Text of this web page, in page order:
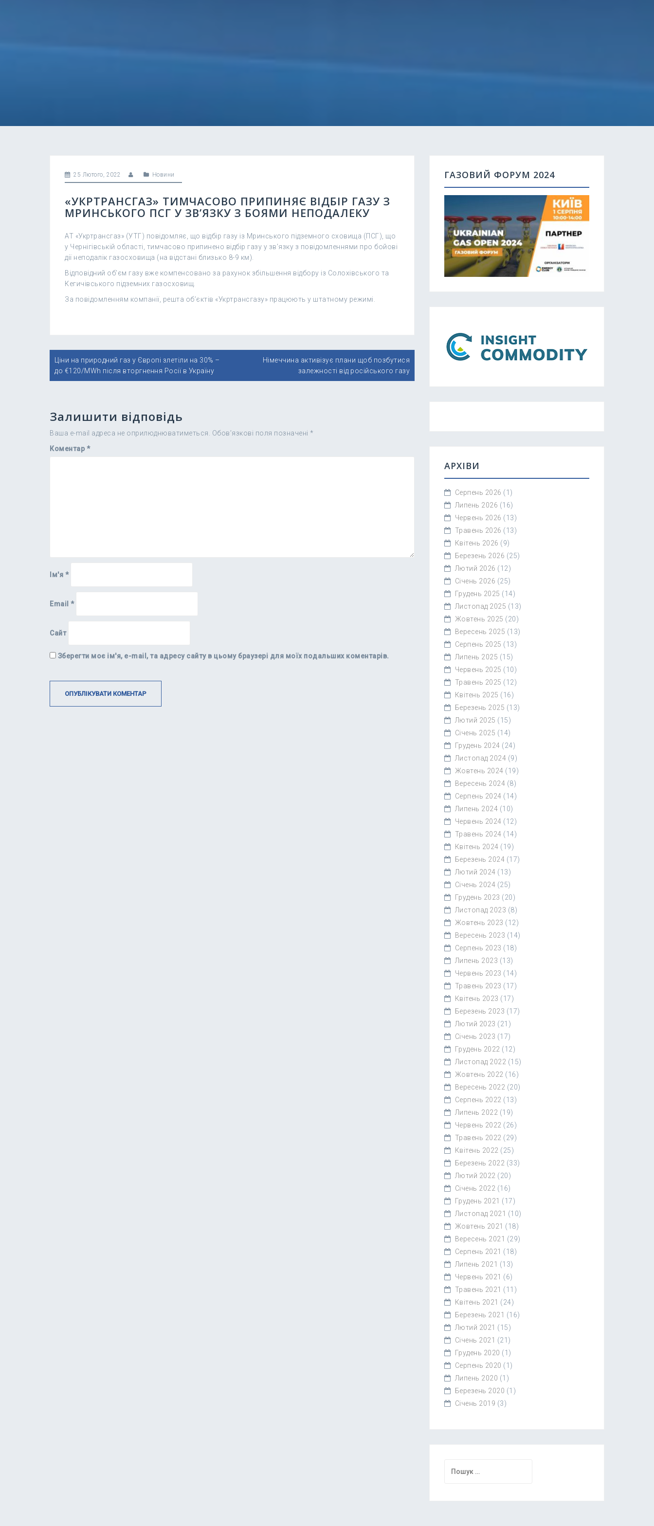
25 Лютого, 2022 Новини
«УКРТРАНСГАЗ» ТИМЧАСОВО ПРИПИНЯЄ ВІДБІР ГАЗУ З
МРИНСЬКОГО ПСГ У ЗВ’ЯЗКУ З БОЯМИ НЕПОДАЛЕКУ
АТ «Укртрансгаз» (УТГ) повідомляє, що відбір газу із Мринського підземного сховища (ПСГ), що
у Чернігівській області, тимчасово припинено відбір газу у зв’язку з повідомленнями про бойові
дії неподалік газосховища (на відстані близько 8-9 км).
Відповідний об’єм газу вже компенсовано за рахунок збільшення відбору із Солохівського та
Кегичівського підземних газосховищ.
За повідомленням компанії, решта об’єктів «Укртрансгазу» працюють у штатному режимі.
Навігація
записів
Ціни на природний газ у Європі злетіли на 30% –
до €120/MWh після вторгнення Росії в Україну
Німеччина активізує плани щоб позбутися
залежності від російського газу
Залишити відповідь
Ваша e-mail адреса не оприлюднюватиметься. Обов’язкові поля позначені *
Коментар *
Ім'я *
Email *
Сайт
Зберегти моє ім'я, e-mail, та адресу сайту в цьому браузері для моїх подальших коментарів.
ГАЗОВИЙ ФОРУМ 2024
АРХІВИ
Серпень 2026 (1)
Липень 2026 (16)
Червень 2026 (13)
Травень 2026 (13)
Квітень 2026 (9)
Березень 2026 (25)
Лютий 2026 (12)
Січень 2026 (25)
Грудень 2025 (14)
Листопад 2025 (13)
Жовтень 2025 (20)
Вересень 2025 (13)
Серпень 2025 (13)
Липень 2025 (15)
Червень 2025 (10)
Травень 2025 (12)
Квітень 2025 (16)
Березень 2025 (13)
Лютий 2025 (15)
Січень 2025 (14)
Грудень 2024 (24)
Листопад 2024 (9)
Жовтень 2024 (19)
Вересень 2024 (8)
Серпень 2024 (14)
Липень 2024 (10)
Червень 2024 (12)
Травень 2024 (14)
Квітень 2024 (19)
Березень 2024 (17)
Лютий 2024 (13)
Січень 2024 (25)
Грудень 2023 (20)
Листопад 2023 (8)
Жовтень 2023 (12)
Вересень 2023 (14)
Серпень 2023 (18)
Липень 2023 (13)
Червень 2023 (14)
Травень 2023 (17)
Квітень 2023 (17)
Березень 2023 (17)
Лютий 2023 (21)
Січень 2023 (17)
Грудень 2022 (12)
Листопад 2022 (15)
Жовтень 2022 (16)
Вересень 2022 (20)
Серпень 2022 (13)
Липень 2022 (19)
Червень 2022 (26)
Травень 2022 (29)
Квітень 2022 (25)
Березень 2022 (33)
Лютий 2022 (20)
Січень 2022 (16)
Грудень 2021 (17)
Листопад 2021 (10)
Жовтень 2021 (18)
Вересень 2021 (29)
Серпень 2021 (18)
Липень 2021 (13)
Червень 2021 (6)
Травень 2021 (11)
Квітень 2021 (24)
Березень 2021 (16)
Лютий 2021 (15)
Січень 2021 (21)
Грудень 2020 (1)
Серпень 2020 (1)
Липень 2020 (1)
Березень 2020 (1)
Січень 2019 (3)